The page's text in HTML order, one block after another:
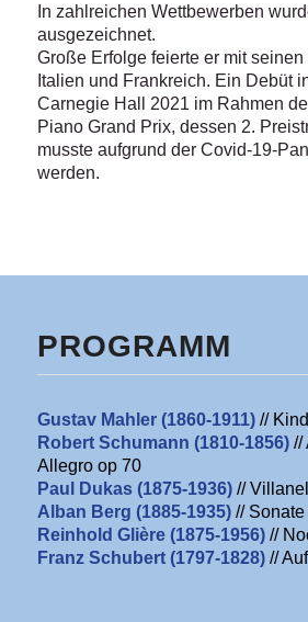
In zahlreichen Wettbewerben
ausgezeichnet.
Große Erfolge feierte er mit
Italien und Frankreich. Ein Debüt
Carnegie Hall 2021 im Rahmen
Piano Grand Prix, dessen 2.
musste aufgrund der Covid-19-
werden.
PROGRAMM
Gustav Mahler (1860-1911)//
Robert Schumann (1810-1856)//
Allegro op 70
Paul Dukas (1875-1936)//
Alban Berg (1885-1935)// Sonate
Reinhold Glière (1875-1956)//
Franz Schubert (1797-1828)//